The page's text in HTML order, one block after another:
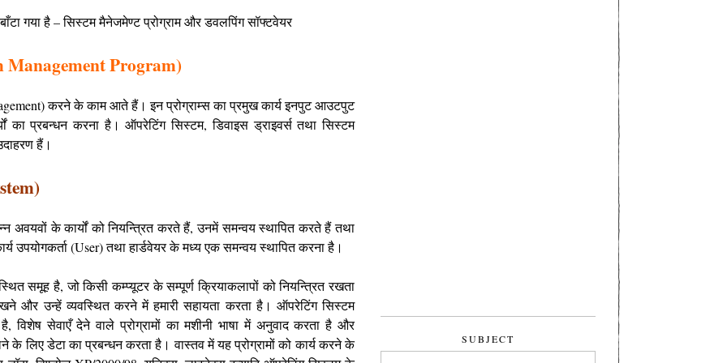
गया है – सिस्टम मैनेजमेण्ट प्रोग्राम और डवलपिंग सॉफ्टवेयर
Management Program)
करने के काम आते हैं। इन प्रोग्राम्स का प्रमुख कार्य इनपुट आउटपुट
का प्रबन्धन करना है। ऑपरेटिंग सिस्टम, डिवाइस ड्राइवर्स तथा सिस्टम
हैं।
अवयवों के कार्यों को नियन्त्रित करते हैं, उनमें समन्वय स्थापित करते हैं तथा
उपयोगकर्ता (User) तथा हार्डवेयर के मध्य एक समन्वय स्थापित करना है।
समूह है, जो किसी कम्प्यूटर के सम्पूर्ण क्रियाकलापों को नियन्त्रित रखता
और उन्हें व्यवस्थित करने में हमारी सहायता करता है। ऑपरेटिंग सिस्टम
विशेष सेवाएँ देने वाले प्रोग्रामों का मशीनी भाषा में अनुवाद करता है और
लिए डेटा का प्रबन्धन करता है। वास्तव में यह प्रोग्रामों को कार्य करने के
SUBJECT